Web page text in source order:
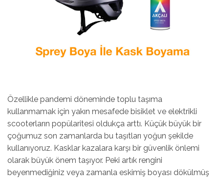
Özellikle pandemi döneminde toplu taşıma
kullanmamak için yakın mesafede bisiklet ve elektrikli
scooterların popülaritesi oldukça arttı. Küçük büyük bir
çoğumuz son zamanlarda bu taşıtları yoğun şekilde
kullanıyoruz. Kasklar kazalara karşı bir güvenlik önlemi
olarak büyük önem taşıyor. Peki artık rengini
beyenmediğiniz veya zamanla eskimiş boyası dökülmüş